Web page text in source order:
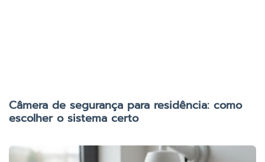
Câmera de segurança para residência: como
escolher o sistema certo